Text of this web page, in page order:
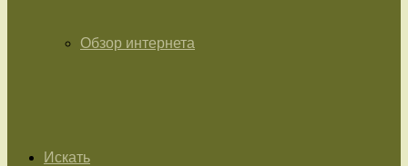
Обзор интернета
Искать